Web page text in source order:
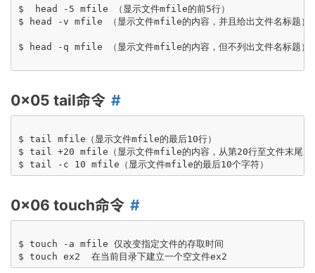
$  head -5 mfile （显示文件mfile的前5行）
$ head -v mfile （显示文件mfile的内容，并且给出文件名标题）
$ head -q mfile （显示文件mfile的内容，但不列出文件名标题）
0x05 tail命令
$ tail mfile（显示文件mfile的最后10行）
$ tail +20 mfile（显示文件mfile的内容，从第20行至文件末尾）
0x06 touch命令
$ touch -a mfile 仅改变指定文件的存取时间